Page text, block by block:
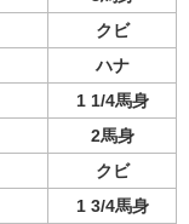
クビ
ハナ
1 1/4馬身
2馬身
クビ
1 3/4馬身